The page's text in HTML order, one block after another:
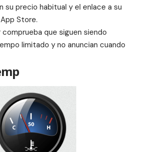
su precio habitual y el enlace a su
Store.
que siguen siendo
limitado y no anuncian cuando